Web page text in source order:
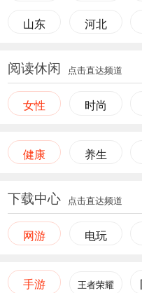
山东 河北
阅读休闲 点击直达频道
女性 时尚
健康 养生
下载中心 点击直达频道
网游 电玩
手游 王者荣耀